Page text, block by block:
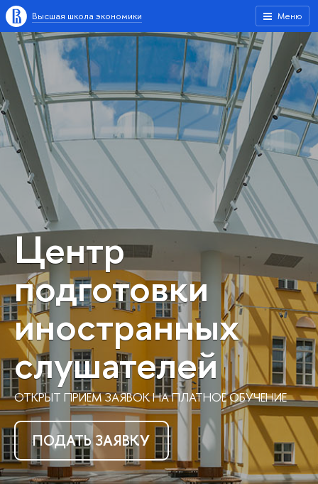
Меню
Высшая школа экономики
Центр
подготовки
иностранных
слушателей
ОТКРЫТ ПРИЕМ ЗАЯВОК НА ПЛАТНОЕ ОБУЧЕНИЕ
ПОДАТЬ ЗАЯВКУ